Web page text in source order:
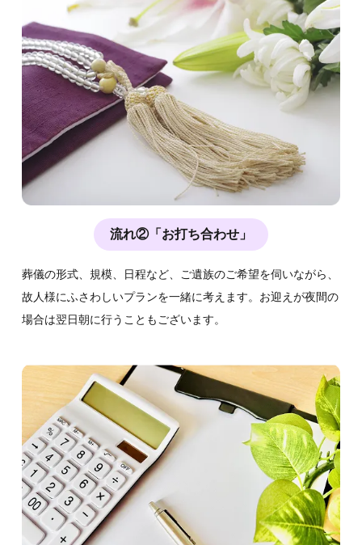
流れ②「お打ち合わせ」
葬儀の形式、規模、日程など、ご遺族のご希望を伺いながら、
故人様にふさわしいプランを一緒に考えます。お迎えが夜間の
場合は翌日朝に行うこともございます。